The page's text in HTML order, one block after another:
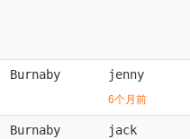
Burnaby jenny
6个月前
Burnaby jack